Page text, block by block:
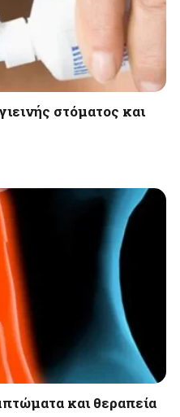
στόματος και
και θεραπεία